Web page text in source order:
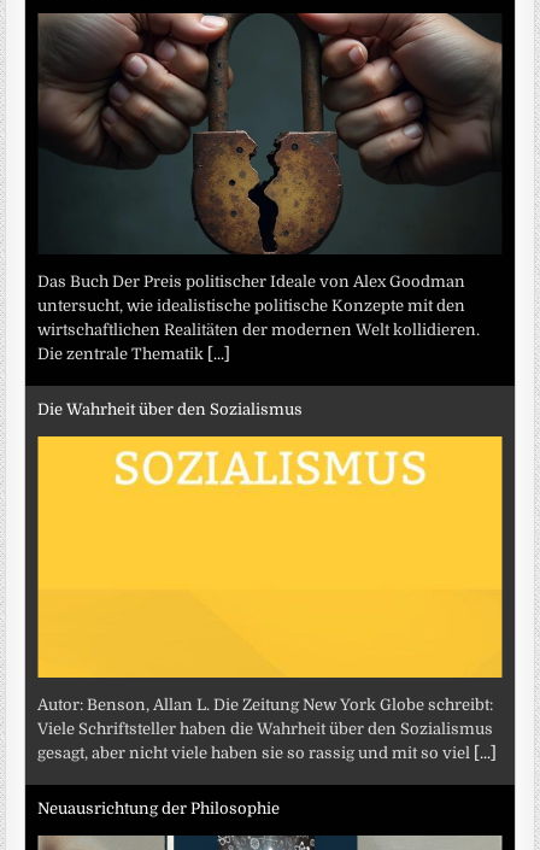
Das Buch Der Preis politischer Ideale von Alex Goodman
untersucht, wie idealistische politische Konzepte mit den
wirtschaftlichen Realitäten der modernen Welt kollidieren.
Die zentrale Thematik [...]
Die Wahrheit über den Sozialismus
Autor: Benson, Allan L. Die Zeitung New York Globe schreibt:
Viele Schriftsteller haben die Wahrheit über den Sozialismus
gesagt, aber nicht viele haben sie so rassig und mit so viel [...]
Neuausrichtung der Philosophie